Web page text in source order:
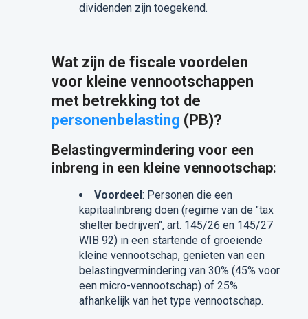
dividenden zijn toegekend.
Wat zijn de fiscale voordelen
voor kleine vennootschappen
met betrekking tot de
personenbelasting (PB)?
Belastingvermindering voor een
inbreng in een kleine vennootschap:
Voordeel: Personen die een
kapitaalinbreng doen (regime van de "tax
shelter bedrijven", art. 145/26 en 145/27
WIB 92) in een startende of groeiende
kleine vennootschap, genieten van een
belastingvermindering van 30% (45% voor
een micro-vennootschap) of 25%
afhankelijk van het type vennootschap.